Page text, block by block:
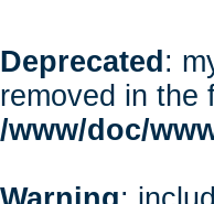
Deprecated :
removed in the
/www/doc/